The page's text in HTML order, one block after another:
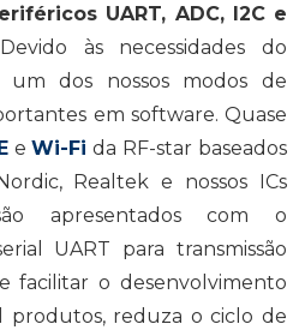
UART, ADC, I2C e
Devido às necessidades do
dos nossos modos de
em software. Quase
eWi-Fi da RF-star baseados
Realtek e nossos ICs
apresentados com o
UART para transmissão
facilitar o desenvolvimento
produtos, reduza o ciclo de